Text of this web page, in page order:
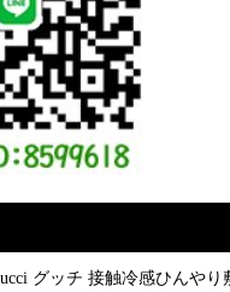
グッチ 接触冷感ひんや